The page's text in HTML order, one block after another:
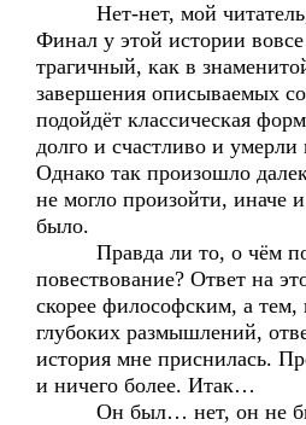
Нет-нет, мой читатель,
Финал у этой истории вовсе
трагичный, как в
завершения описываемых
подойдёт классическая
долго и счастливо и умерли
Однако так произошло
не могло произойти, иначе
было.
Правда ли то, о чём
повествование? Ответ на
скорее философским, а тем,
глубоких размышлений,
история мне приснилась.
и ничего более. Итак…
Он был… нет, он не